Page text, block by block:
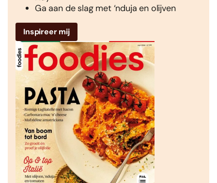
Ga aan de slag met ‘nduja en olijven
Inspireer mij